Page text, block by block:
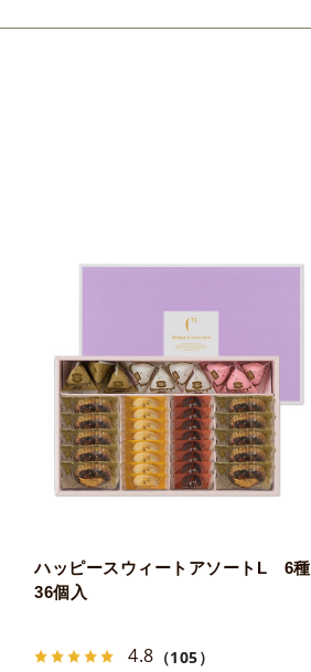
ハッピースウィートアソートL 6種
36個入
4.8 （105）